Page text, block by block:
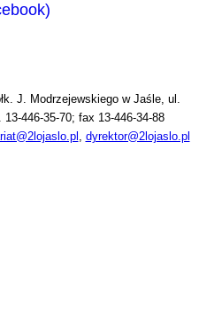
J. Modrzejewskiego w Jaśle, ul.
446-35-70; fax 13-446-34-88
, dyrektor@2lojaslo.pl